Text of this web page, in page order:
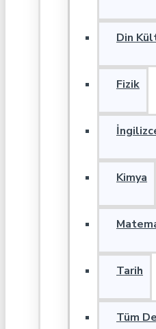
Din
Fizik
Kimya
Tarih
Tüm